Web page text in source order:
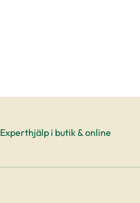
Experthjälp i butik & online